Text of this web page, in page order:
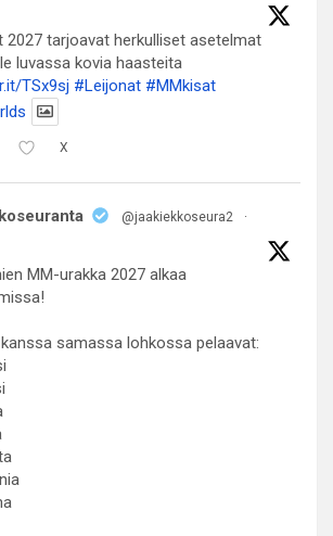
2027 tarjoavat herkulliset asetelmat
luvassa kovia haasteita
TSx9sj #Leijonat #MMkisat
X
@jaakiekkoseura2
·
MM-urakka 2027 alkaa
samassa lohkossa pelaavat: